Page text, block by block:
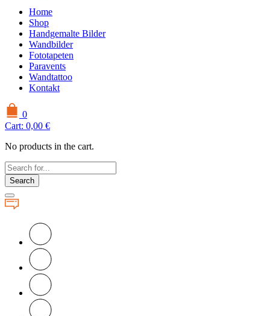
Home
Shop
Handgemalte Bilder
Wandbilder
Fototapeten
Paravents
Wandtattoo
Kontakt
0
Cart: 0,00 €
No products in the cart.
Search